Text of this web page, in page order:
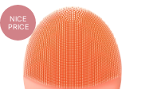
NICE
PRICE